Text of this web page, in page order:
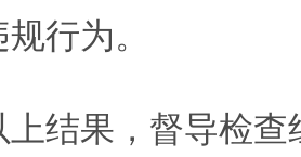
行为。
果，督导检查